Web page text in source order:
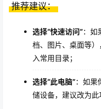
推荐建议：
选择“快速访问”：如
档、图片、桌面等
入常用目录；
选择“此电脑”：如果
储设备，建议改为此